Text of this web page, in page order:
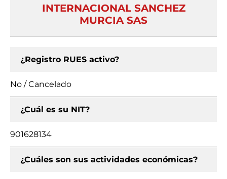
INTERNACIONAL SANCHEZ
MURCIA SAS
¿Registro RUES activo?
No / Cancelado
¿Cuál es su NIT?
901628134
¿Cuáles son sus actividades económicas?